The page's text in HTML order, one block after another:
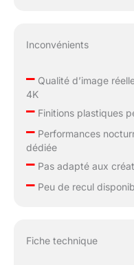
Inconvénients
–Qualité d’image
4K
–Finitions plastiques
–Performances
dédiée
–Pas adapté aux
–Peu de recul
Fiche technique